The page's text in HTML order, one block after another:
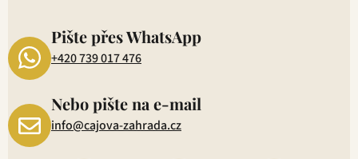
Pište přes WhatsApp
+420 739 017 476
Nebo pište na e-mail
info@cajova-zahrada.cz